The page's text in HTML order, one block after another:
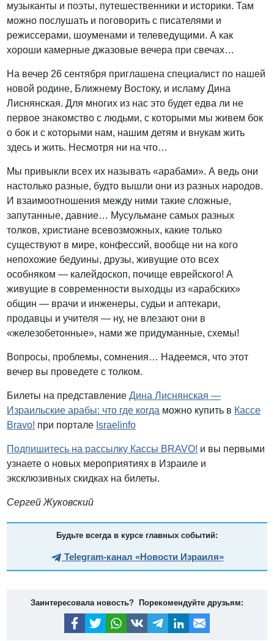
музыканты и поэты, путешественники и историки. Там
можно послушать и поговорить с писателями и
режиссерами, шоуменами и телеведущими. А как
хороши камерные джазовые вечера при свечах…
На вечер 26 сентября приглашена специалист по нашей
новой родине, Ближнему Востоку, и исламу Дина
Лиснянская. Для многих из нас это будет едва ли не
первое знакомство с людьми, с которыми мы живем бок
о бок и с которыми нам, нашим детям и внукам жить
здесь и жить. Несмотря ни на что…
Мы привыкли всех их называть «арабами». А ведь они
настолько разные, будто вышли они из разных народов.
И взаимоотношения между ними такие сложные,
запутанные, давние… Мусульмане самых разных
толков, христиане всевозможных, какие только
существуют в мире, конфессий, вообще ни на кого
непохожие бедуины, друзы, живущие ото всех
особняком — калейдоскоп, почище еврейского! А
живущие в современности выходцы из «арабских»
общин — врачи и инженеры, судьи и аптекари,
продавцы и учителя — ну, не влезают они в
«железобетонные», нами же придуманные, схемы!
Вопросы, проблемы, сомнения… Надеемся, что этот
вечер вы проведете с толком.
Билеты на представлениеДина Лиснянская —
Израильские арабы: что где когда можно купить в Кассе
Bravo! при портале Israelinfo
Подпишитесь на рассылку Кассы BRAVO! и вы первыми
узнаете о новых мероприятиях в Израиле и
эксклюзивных скидках на билеты.
Сергей Жуковский
Будьте всегда в курсе главных событий:
Telegram-канал «Новости Израиля»
Заинтересовала новость? Порекомендуйте друзьям: